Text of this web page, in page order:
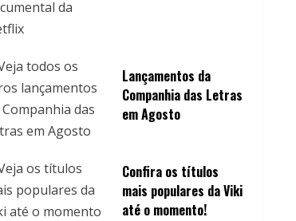
Lançamentos da
Companhia das Letras
em Agosto
Confira os títulos
mais populares da Viki
até o momento!